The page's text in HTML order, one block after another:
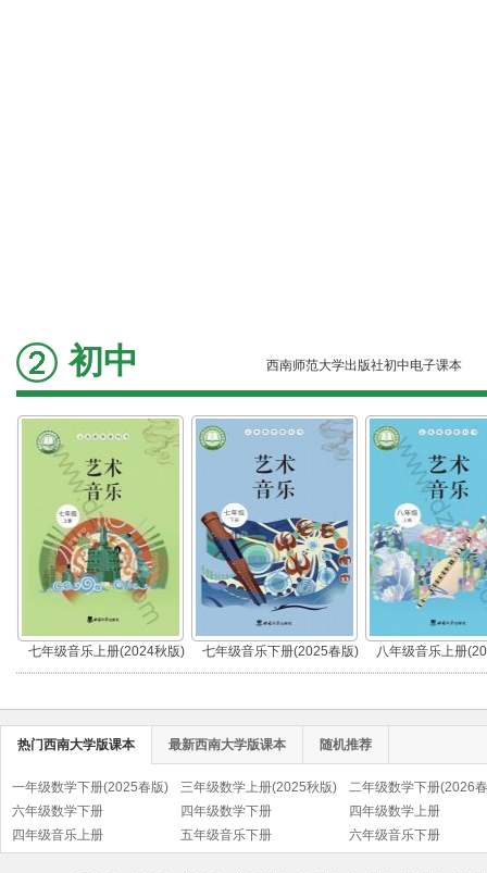
初中 西南师范大学出版社初中电子课本
七年级音乐上册(2024秋版) 七年级音乐下册(2025春版) 八年级音乐上册
热门西南大学版课本 最新西南大学版课本 随机推荐
一年级数学下册(2025春版) 三年级数学上册(2025秋版)
二年级数学下册(2026
六年级数学下册
四年级数学下册
四年级数学上册
四年级音乐上册
五年级音乐下册 六年级音乐下册